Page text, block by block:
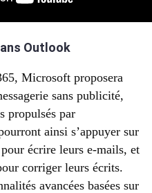
Outlook
Microsoft proposera
sans publicité,
propulsés par
ainsi s’appuyer sur
écrire leurs e-mails, et
corriger leurs écrits.
avancées basées sur